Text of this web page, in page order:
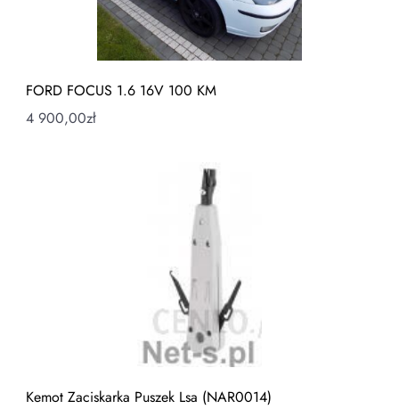
FORD FOCUS 1.6 16V 100 KM
4 900,00zł
Kemot Zaciskarka Puszek Lsa (NAR0014)